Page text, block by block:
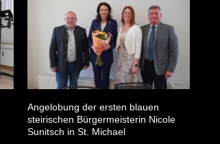
Angelobung der ersten blauen
steirischen Bürgermeisterin Nicole
Sunitsch in St. Michael